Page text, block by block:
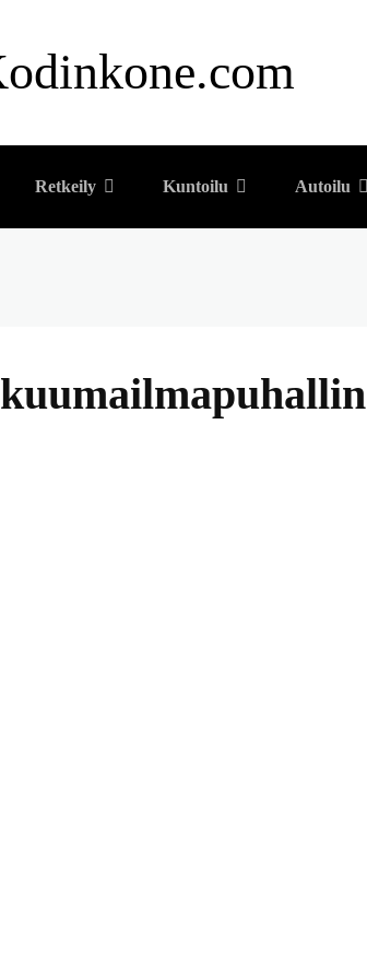
Retkeily Kuntoilu Autoilu